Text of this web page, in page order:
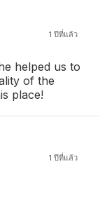
1 ปีที่แล้ว
helped us to
of the
place!
1 ปีที่แล้ว